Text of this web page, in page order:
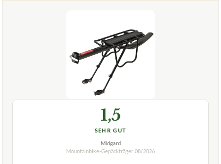
1,5
SEHR GUT
Midgard
Mountainbike-Gepäckträger 08/2026